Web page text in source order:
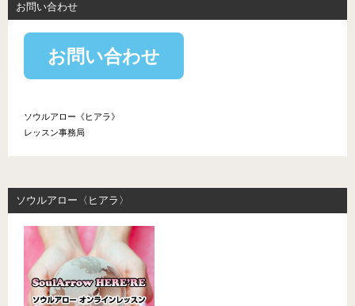
お問い合わせ
お問い合わせ
ソウルアロー《ヒアラ》
レッスン事務局
ソウルアロー〈ヒアラ〉